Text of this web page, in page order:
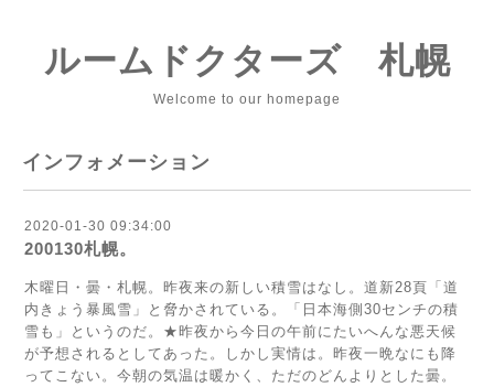
ルームドクターズ 札幌
Welcome to our homepage
インフォメーション
2020-01-30 09:34:00
200130札幌。
木曜日・曇・札幌。昨夜来の新しい積雪はなし。道新28頁「道
内きょう暴風雪」と脅かされている。「日本海側30センチの積
雪も」というのだ。★昨夜から今日の午前にたいへんな悪天候
が予想されるとしてあった。しかし実情は。昨夜一晩なにも降
ってこない。今朝の気温は暖かく、ただのどんよりとした曇。